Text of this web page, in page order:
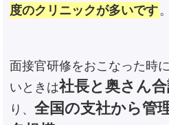
度のクリニックが多いです。
面接官研修をおこなった時
いときは社長と奥さん
り、全国の支社から管